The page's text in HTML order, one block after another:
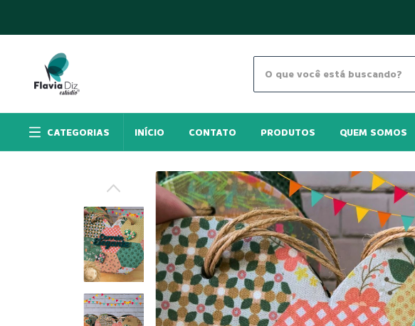
CATEGORIAS INÍCIO CONTATO PRODUTOS QUEM SOMOS